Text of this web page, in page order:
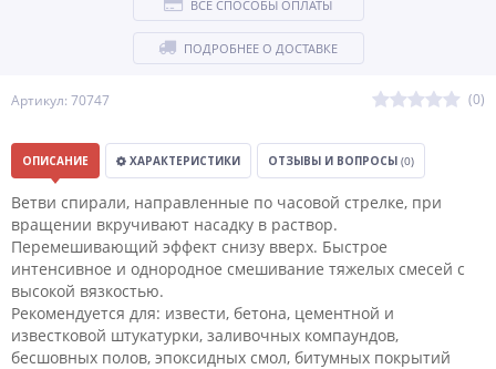
Артикул: 70747 (0)
ВСЕ СПОСОБЫ ОПЛАТЫ
ПОДРОБНЕЕ О ДОСТАВКЕ
ОПИСАНИЕ ХАРАКТЕРИСТИКИ ОТЗЫВЫ И ВОПРОСЫ (0)
Ветви спирали, направленные по часовой стрелке, при
вращении вкручивают насадку в раствор.
Перемешивающий эффект снизу вверх. Быстрое
интенсивное и однородное смешивание тяжелых смесей с
высокой вязкостью.
Рекомендуется для: извести, бетона, цементной и
известковой штукатурки, заливочных компаундов,
бесшовных полов, эпоксидных смол, битумных покрытий